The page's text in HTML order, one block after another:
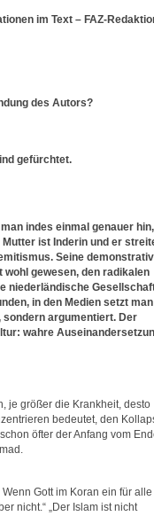
im Text – FAZ-
des Autors?
gefürchtet.
indes einmal genauer hin,
ist Inderin und er
Seine
wohl gewesen, den radikalen
niederländische
in den Medien setzt man
argumentiert. Der
wahre
je größer die Krankheit, desto
bedeutet, den
öfter der Anfang vom
Gott im Koran ein für alle
nicht.“ „Der Islam ist nicht